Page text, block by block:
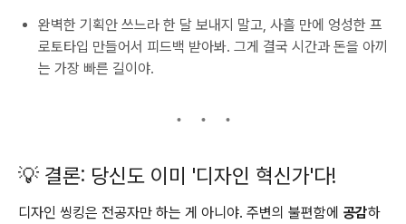
완벽한 기획안 쓰느라 한 달 보내지 말고, 사흘 만에 엉성한 프
로토타입 만들어서 피드백 받아봐. 그게 결국 시간과 돈을 아끼
는 가장 빠른 길이야.
💡 결론: 당신도 이미 '디자인 혁신가'다!
디자인 씽킹은 전공자만 하는 게 아니야. 주변의 불편함에 공감하